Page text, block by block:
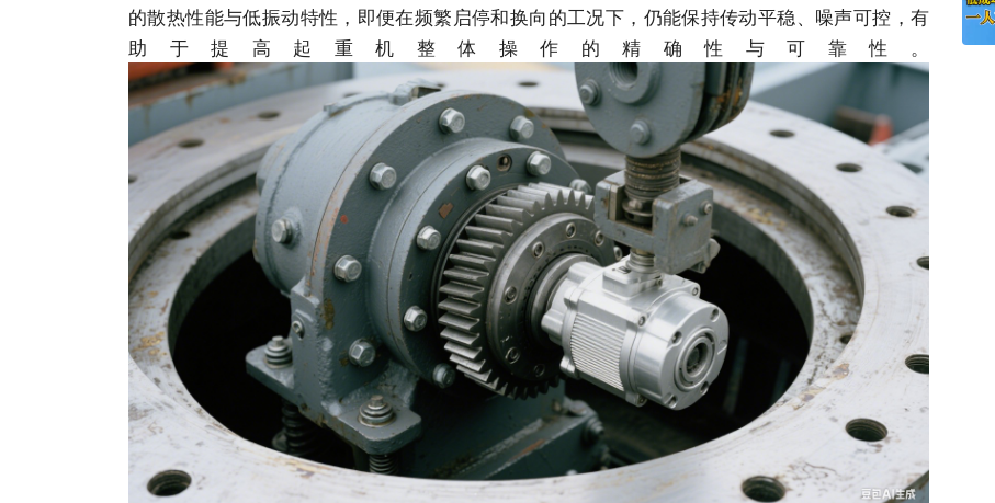
的散热性能与低振动特性，即便在频繁启停和换向的工况下，仍能保持传动平稳、噪声可控，有
助于提高起重机整体操作的精确性与可靠性。